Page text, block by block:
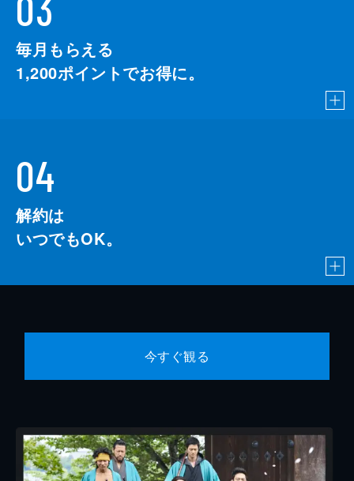
毎月もらえる
1,200ポイントでお得に。
04
解約は
いつでもOK。
今すぐ観る